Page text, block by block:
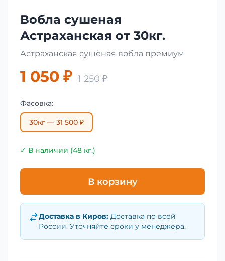
Вобла сушеная
Астраханская от 30кг.
Астраханская сушёная вобла премиум
1 050 ₽ 1 250 ₽
Фасовка:
30кг — 31 500 ₽
✓ В наличии (48 кг.)
В корзину
Доставка в Киров: Доставка по всей
России. Уточняйте сроки у менеджера.